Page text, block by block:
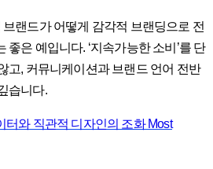
브랜드가 어떻게 감각적 브랜딩으로 전
좋은 예입니다. ‘지속가능한 소비’를 단
고, 커뮤니케이션과 브랜드 언어 전반
습니다.
터와 직관적 디자인의 조화 Most